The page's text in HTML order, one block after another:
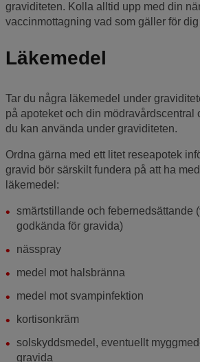
graviditeten. Kolla alltid upp med din
vaccinmottagning vad som gäller för
Läkemedel
Tar du några läkemedel under
på apoteket och din mödravårdscentral
du kan använda under graviditeten.
Ordna gärna med ett litet reseapotek
gravid bör särskilt fundera på att ha
läkemedel:
smärtstillande och febernedsättande
godkända för gravida)
nässpray
medel mot halsbränna
medel mot svampinfektion
kortisonkräm
solskyddsmedel, eventuellt
gravida